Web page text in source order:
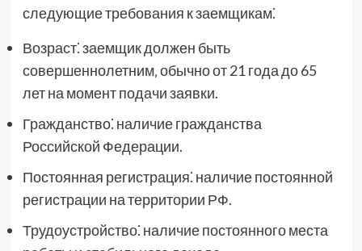
следующие требования к заемщикам⁚
Возраст⁚ заемщик должен быть
совершеннолетним‚ обычно от 21 года до 65
лет на момент подачи заявки.
Гражданство⁚ наличие гражданства
Российской Федерации.
Постоянная регистрация⁚ наличие постоянной
регистрации на территории РФ.
Трудоустройство⁚ наличие постоянного места